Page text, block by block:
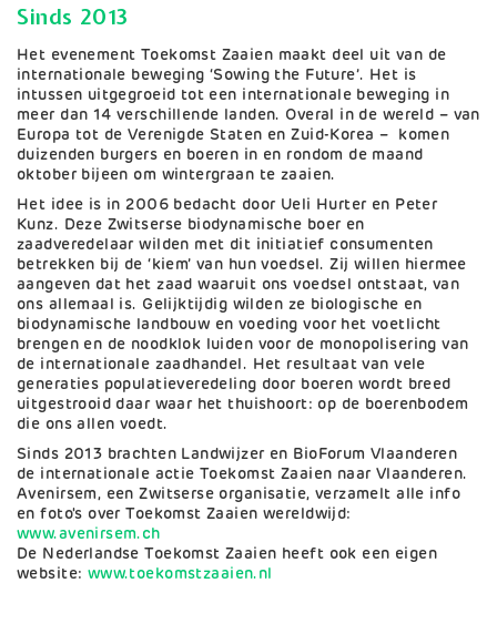
Sinds 2013
Het evenement Toekomst Zaaien maakt deel uit van de
internationale beweging ‘Sowing the Future’. Het is
intussen uitgegroeid tot een internationale beweging in
meer dan 14 verschillende landen. Overal in de wereld – van
Europa tot de Verenigde Staten en Zuid-Korea – komen
duizenden burgers en boeren in en rondom de maand
oktober bijeen om wintergraan te zaaien.
Het idee is in 2006 bedacht door Ueli Hurter en Peter
Kunz. Deze Zwitserse biodynamische boer en
zaadveredelaar wilden met dit initiatief consumenten
betrekken bij de ‘kiem’ van hun voedsel. Zij willen hiermee
aangeven dat het zaad waaruit ons voedsel ontstaat, van
ons allemaal is. Gelijktijdig wilden ze biologische en
biodynamische landbouw en voeding voor het voetlicht
brengen en de noodklok luiden voor de monopolisering van
de internationale zaadhandel. Het resultaat van vele
generaties populatieveredeling door boeren wordt breed
uitgestrooid daar waar het thuishoort: op de boerenbodem
die ons allen voedt.
Sinds 2013 brachten Landwijzer en BioForum Vlaanderen
de internationale actie Toekomst Zaaien naar Vlaanderen.
Avenirsem, een Zwitserse organisatie, verzamelt alle info
en foto's over Toekomst Zaaien wereldwijd:
www.avenirsem.ch
De Nederlandse Toekomst Zaaien heeft ook een eigen
website: www.toekomstzaaien.nl